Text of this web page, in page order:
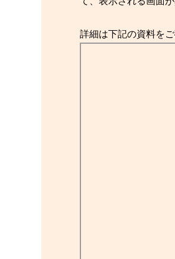
詳細は下記の資料を